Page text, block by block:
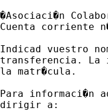
�Asociaci�n
Cuenta corriente
Indicad vuestro
transferencia. La
la matr�cula.
Para informaci�n
dirigir a: